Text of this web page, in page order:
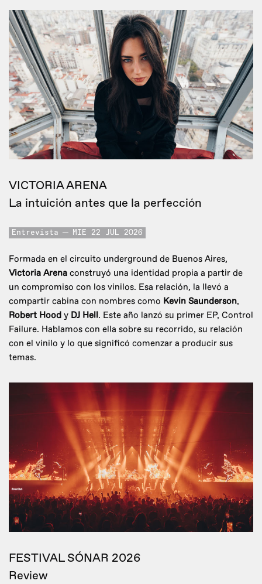
VICTORIA ARENA
La intuición antes que la perfección
Entrevista MIE 22 JUL 2026
Formada en el circuito underground de Buenos Aires,
Victoria Arena construyó una identidad propia a partir de
un compromiso con los vinilos. Esa relación, la llevó a
compartir cabina con nombres como Kevin Saunderson,
Robert Hood y DJ Hell. Este año lanzó su primer EP, Control
Failure. Hablamos con ella sobre su recorrido, su relación
con el vinilo y lo que significó comenzar a producir sus
temas.
FESTIVAL SÓNAR 2026
Review